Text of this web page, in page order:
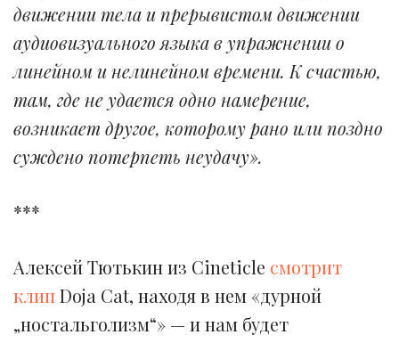
движении тела и прерывистом движении
аудиовизуального языка в упражнении о
линейном и нелинейном времени. К счастью,
там, где не удается одно намерение,
возникает другое, которому рано или поздно
суждено потерпеть неудачу».
***
Алексей Тютькин из Cineticle смотрит
клипDoja Cat, находя в нем «дурной
„ностальголизм“» — и нам будет